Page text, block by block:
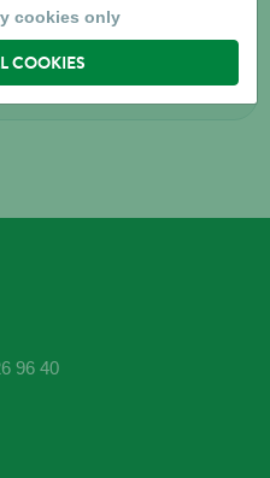
96 40
cookies only
COOKIES